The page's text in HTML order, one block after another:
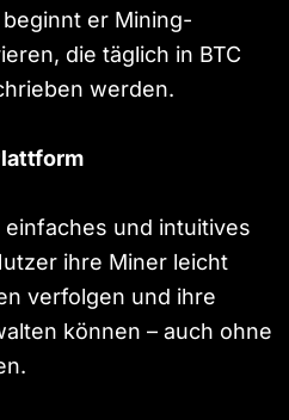
er Mining-
die täglich in BTC
werden.
und intuitives
ihre Miner leicht
verfolgen und ihre
können – auch ohne